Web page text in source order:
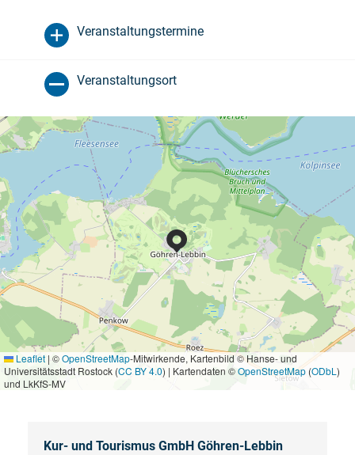
Veranstaltungstermine
Veranstaltungsort
Leaflet | ©OpenStreetMap-Mitwirkende, Kartenbild © Hanse- und
Universitätsstadt Rostock (CC BY 4.0) | Kartendaten ©OpenStreetMap (ODbL )
und LkKfS-MV
Kur- und Tourismus GmbH Göhren-Lebbin